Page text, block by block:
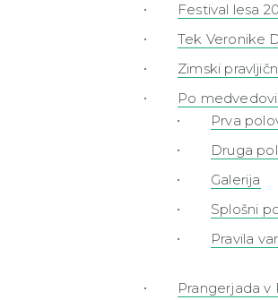
Festival lesa
Tek Veronike
Zimski
Po
Prva
Druga
Galerija
Splošni
Pravila
Prangerjada v